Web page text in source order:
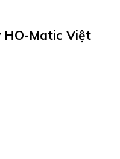
Matic Việt